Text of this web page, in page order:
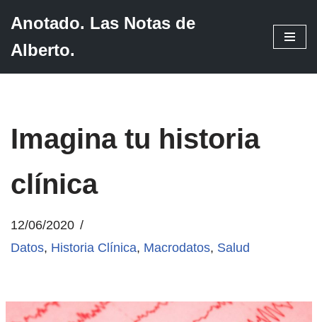
Saltar
Anotado. Las Notas de
Alberto.
Imagina tu historia
clínica
12/06/2020
Datos, Historia Clínica, Macrodatos, Salud